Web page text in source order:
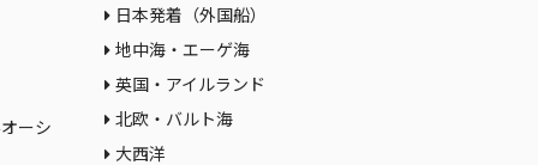
日本発着（外国船）
地中海・エーゲ海
英国・アイルランド
北欧・バルト海
大西洋